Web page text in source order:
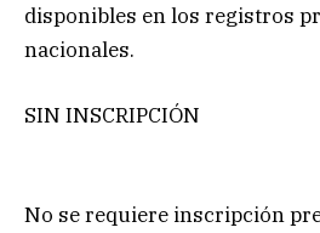
disponibles en los registros
nacionales.
SIN INSCRIPCIÓN
No se requiere inscripción